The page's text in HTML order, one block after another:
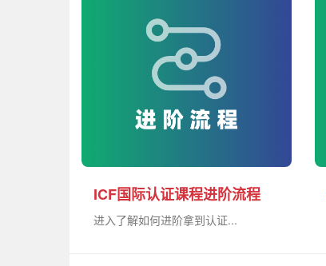
ICF国际认证课程进阶流程
进入了解如何进阶拿到认证...